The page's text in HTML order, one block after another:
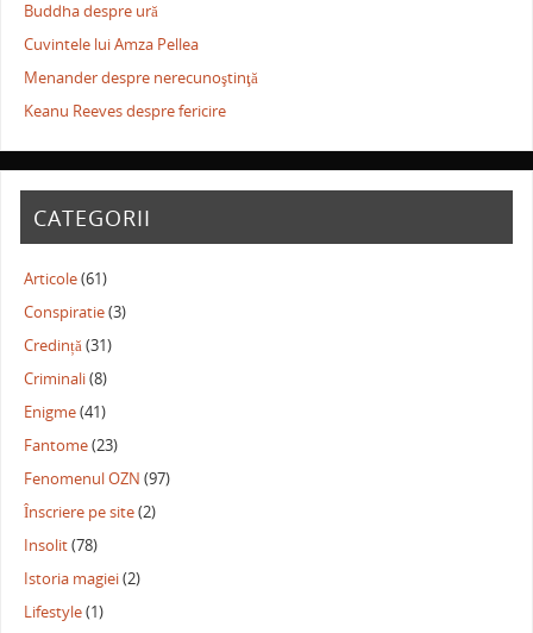
Buddha despre ură
Cuvintele lui Amza Pellea
Menander despre nerecunoştinţă
Keanu Reeves despre fericire
CATEGORII
Articole(61)
Conspiratie(3)
Credință(31)
Criminali(8)
Enigme(41)
Fantome(23)
Fenomenul OZN (97)
Înscriere pe site(2)
Insolit(78)
Istoria magiei(2)
Lifestyle(1)